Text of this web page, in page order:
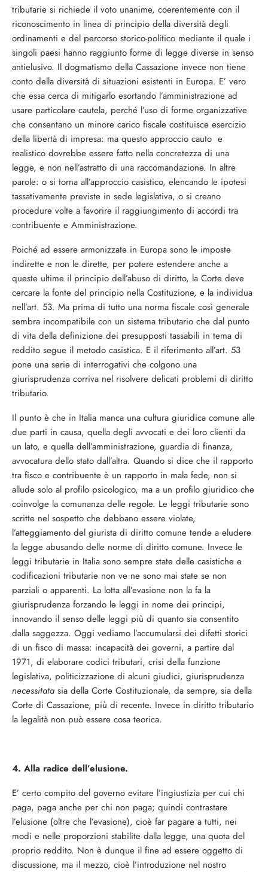
tributarie si richiede il voto unanime, coerentemente con il
riconoscimento in linea di principio della diversità degli
ordinamenti e del percorso storico-politico mediante il quale i
singoli paesi hanno raggiunto forme di legge diverse in senso
antielusivo. Il dogmatismo della Cassazione invece non tiene
conto della diversità di situazioni esistenti in Europa. E’ vero
che essa cerca di mitigarlo esortando l’amministrazione ad
usare particolare cautela, perché l’uso di forme organizzative
che consentano un minore carico fiscale costituisce esercizio
della libertà di impresa: ma questo approccio cauto e
realistico dovrebbe essere fatto nella concretezza di una
legge, e non nell’astratto di una raccomandazione. In altre
parole: o si torna all’approccio casistico, elencando le ipotesi
tassativamente previste in sede legislativa, o si creano
procedure volte a favorire il raggiungimento di accordi tra
contribuente e Amministrazione.
Poiché ad essere armonizzate in Europa sono le imposte
indirette e non le dirette, per potere estendere anche a
queste ultime il principio dell’abuso di diritto, la Corte deve
cercare la fonte del principio nella Costituzione, e la individua
nell’art. 53. Ma prima di tutto una norma fiscale così generale
sembra incompatibile con un sistema tributario che dal punto
di vita della definizione dei presupposti tassabili in tema di
reddito segue il metodo casistica. E il riferimento all’art. 53
pone una serie di interrogativi che colgono una
giurisprudenza corriva nel risolvere delicati problemi di diritto
tributario.
Il punto è che in Italia manca una cultura giuridica comune alle
due parti in causa, quella degli avvocati e dei loro clienti da
un lato, e quella dell’amministrazione, guardia di finanza,
avvocatura dello stato dall’altra. Quando si dice che il rapporto
tra fisco e contribuente è un rapporto in mala fede, non si
allude solo al profilo psicologico, ma a un profilo giuridico che
coinvolge la comunanza delle regole. Le leggi tributarie sono
scritte nel sospetto che debbano essere violate,
l’atteggiamento del giurista di diritto comune tende a eludere
la legge abusando delle norme di diritto comune. Invece le
leggi tributarie in Italia sono sempre state delle casistiche e
codificazioni tributarie non ve ne sono mai state se non
parziali o apparenti. La lotta all’evasione non la fa la
giurisprudenza forzando le leggi in nome dei principi,
innovando il senso delle leggi più di quanto sia consentito
dalla saggezza. Oggi vediamo l’accumularsi dei difetti storici
di un fisco di massa: incapacità dei governi, a partire dal
1971, di elaborare codici tributari, crisi della funzione
legislativa, politicizzazione di alcuni giudici, giurisprudenza
necessitata sia della Corte Costituzionale, da sempre, sia della
Corte di Cassazione, più di recente. Invece in diritto tributario
la legalità non può essere cosa teorica.
4. Alla radice dell’elusione.
E’ certo compito del governo evitare l’ingiustizia per cui chi
paga, paga anche per chi non paga; quindi contrastare
l’elusione (oltre che l’evasione), cioè far pagare a tutti, nei
modi e nelle proporzioni stabilite dalla legge, una quota del
proprio reddito. Non è dunque il fine ad essere oggetto di
discussione, ma il mezzo, cioè l’introduzione nel nostro